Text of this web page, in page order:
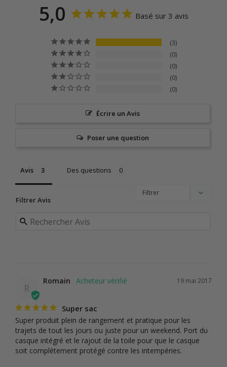
5,0 Basé sur 3 avis
3
0
0
0
0
Écrire un Avis
Poser une question
Avis Des questions
Filtrer Avis
R
19 mai 2017
Romain
Super sac
Super produit plein de rangement et pratique pour les
trajets de tout les jours ou juste pour un weekend. Port du
casque intégré et le rajout de la toile pour que le casque
soit complètement protégé contre les intempéries.